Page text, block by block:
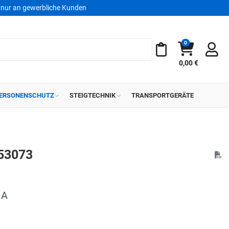
an gewerbliche Kunden
Meine Merkliste
Warenkorb
0
0,00 €
STEIGTECHNIK TRANSPORTGERÄTE